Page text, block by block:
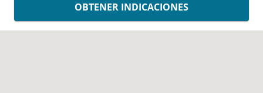
OBTENER INDICACIONES